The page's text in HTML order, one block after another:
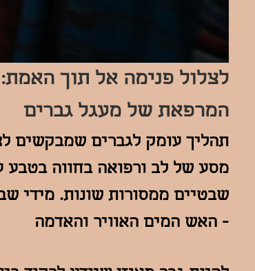
לצלול פנימה אל תוך
המרפאת של מעגל גברים
תהליך עומק לגברים שמבקשים
מסע של לב ורפואה בחווה בטבע
שבטיים ממסורות שונות. מידי
- האש המים האוויר והאדמה